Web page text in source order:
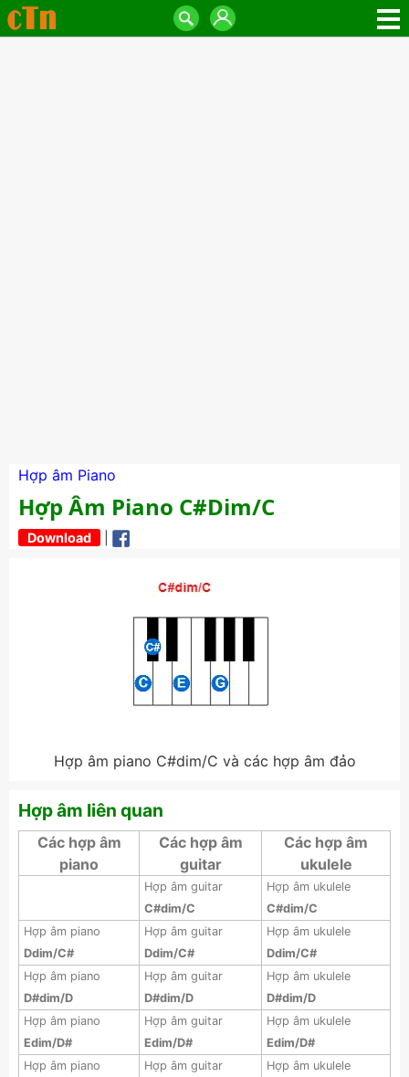
Hợp âm Piano
Hợp Âm Piano C#dim/C
Download
Hợp âm piano C#dim/C và các hợp âm đảo
Hợp âm liên quan
Các hợp âm
piano
Các hợp âm
guitar
Các hợp âm
ukulele
Hợp âm guitar
C#dim/C
Hợp âm ukulele
C#dim/C
Hợp âm piano
Ddim/C#
Hợp âm guitar
Ddim/C#
Hợp âm ukulele
Ddim/C#
Hợp âm piano
D#dim/D
Hợp âm guitar
D#dim/D
Hợp âm ukulele
D#dim/D
Hợp âm piano
Edim/D#
Hợp âm guitar
Edim/D#
Hợp âm ukulele
Edim/D#
Hợp âm piano
Hợp âm guitar
Hợp âm ukulele